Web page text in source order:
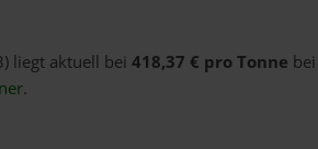
liegt aktuell bei 418,37 € pro Tonne
.